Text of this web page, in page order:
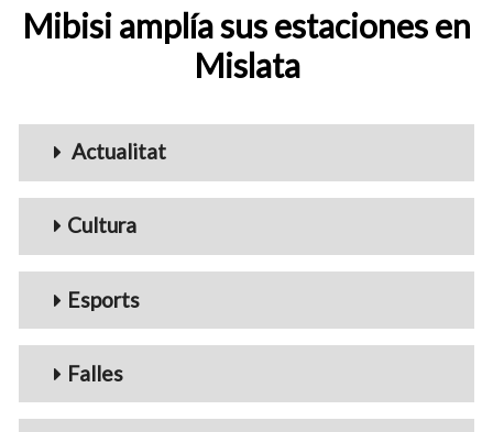
Mibisi amplía sus estaciones en
Mislata
Menu_Videos
Actualitat
Cultura
Esports
Falles